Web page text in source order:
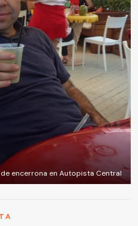
encerrona en Autopista Central